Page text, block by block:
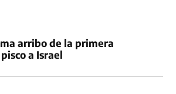
arribo de la primera
a Israel